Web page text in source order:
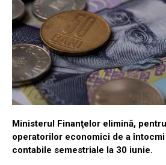
Ministerul Finanţelor elimină,
operatorilor economici de a
contabile semestriale la 30 iunie.